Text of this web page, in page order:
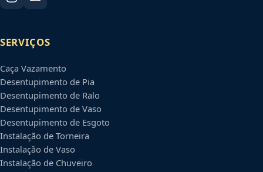
SERVIÇOS
Caça Vazamento
Desentupimento de Pia
Desentupimento de Ralo
Desentupimento de Vaso
Desentupimento de Esgoto
Instalação de Torneira
Instalação de Vaso
Instalação de Chuveiro